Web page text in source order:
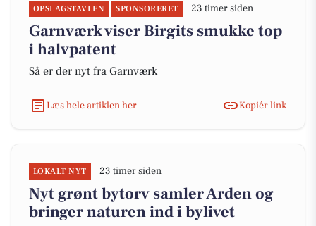
OPSLAGSTAVLEN SPONSORERET 23 timer siden
Garnværk viser Birgits smukke top
i halvpatent
Så er der nyt fra Garnværk
Læs hele artiklen her Kopiér link
LOKALT NYT 23 timer siden
Nyt grønt bytorv samler Arden og
bringer naturen ind i bylivet